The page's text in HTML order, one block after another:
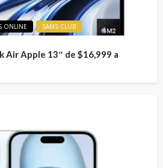
ONLINE SAMS CLUB
Air Apple 13″ de $16,999 a